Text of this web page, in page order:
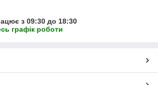
з 09:30 до 18:30
графік роботи